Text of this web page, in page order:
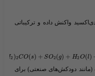
واکنش داده و ترکیباتی
H2 )2CO(s) + SO2 (g) + H2 O(l)
(مانند دودکش‌های صنعتی) برای